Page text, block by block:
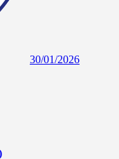
30/01/2026